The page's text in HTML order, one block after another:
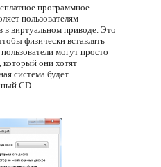
программное
пользователям
в виртуальном приводе. Это
физически вставлять
могут просто
который они хотят
система будет
CD.